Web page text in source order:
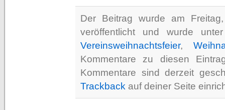
Der Beitrag wurde am
veröffentlicht und wurde
Vereinsweihnachtsfeier,
Kommentare zu diesen
Kommentare sind derzeit
Trackback auf deiner Seite